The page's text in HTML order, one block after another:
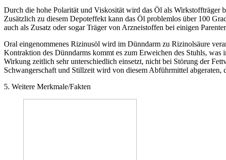
Durch die hohe Polarität und Viskosität wird das Öl als Wirkstoffträger
Zusätzlich zu diesem Depoteffekt kann das Öl problemlos über 100
auch als Zusatz oder sogar Träger von Arzneistoffen bei einigen
Oral eingenommenes Rizinusöl wird im Dünndarm zu Rizinolsäure
Kontraktion des Dünndarms kommt es zum Erweichen des Stuhls,
Wirkung zeitlich sehr unterschiedlich einsetzt, nicht bei Störung der
Schwangerschaft und Stillzeit wird von diesem Abführmittel
5. Weitere Merkmale/Fakten